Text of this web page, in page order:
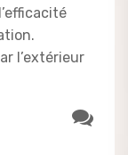
l’extérieur